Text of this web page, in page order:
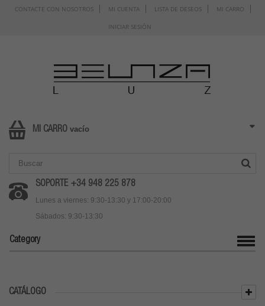
CONTACTE CON NOSOTROS MI CUENTA LISTA DE DESEOS MI CARRO
INICIAR SESIÓN
MI CARRO vacío
SOPORTE +34 948 225 878
Lunes a viernes: 9:30-13:30 y 17:00-20:00
Sábados: 9:30-13:30
Category
CATÁLOGO